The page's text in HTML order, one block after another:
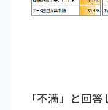
「不満」と回